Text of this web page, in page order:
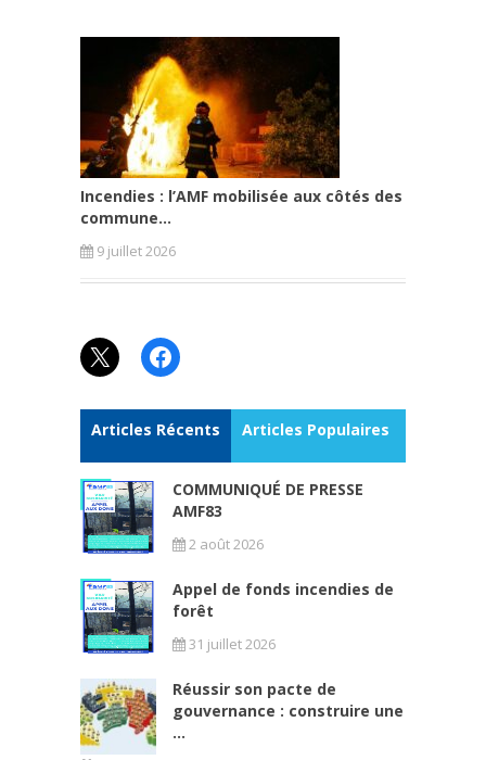
Incendies : l’AMF mobilisée aux côtés des
commune...
9 juillet 2026
X Facebook
Articles Récents Articles Populaires
COMMUNIQUÉ DE PRESSE
AMF83
2 août 2026
Appel de fonds incendies de
forêt
31 juillet 2026
Réussir son pacte de
gouvernance : construire une
...